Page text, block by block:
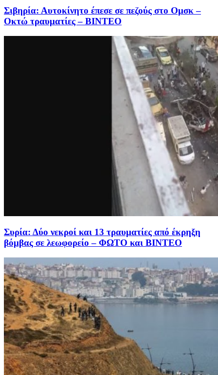
Σιβηρία: Αυτοκίνητο έπεσε σε πεζούς στο Ομσκ –
Οκτώ τραυματίες – BINTEO
Συρία: Δύο νεκροί και 13 τραυματίες από έκρηξη
βόμβας σε λεωφορείο – ΦΩΤΟ και ΒΙΝΤΕΟ